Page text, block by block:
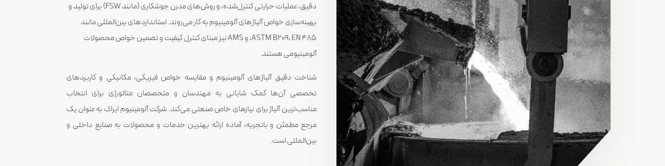
دقیق، عملیات حرارتی کنترل‌شده، و روش‌های مدرن جوشکاری (مانند FSW) برای تولید و
بهینه‌سازی خواص آلیاژهای آلومینیوم به کار می‌روند. استانداردهای بین‌المللی مانند
ASTM B209، EN 485، و AMS نیز مبنای کنترل کیفیت و تضمین خواص محصولات
آلومینیومی هستند.
شناخت دقیق آلیاژهای آلومینیوم و مقایسه خواص فیزیکی، مکانیکی و کاربردهای
تخصصی آن‌ها کمک شایانی به مهندسان و متخصصان متالورژی برای انتخاب
مناسب‌ترین آلیاژ برای نیازهای خاص صنعتی می‌کند. شرکت آلومینیوم ایراک به عنوان یک
مرجع مطمئن و باتجربه، آماده ارائه بهترین خدمات و محصولات به صنایع داخلی و
بین‌المللی است.